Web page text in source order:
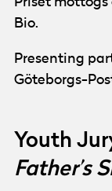
Bio.
Presenting
Göteborgs-
Youth
Father’s